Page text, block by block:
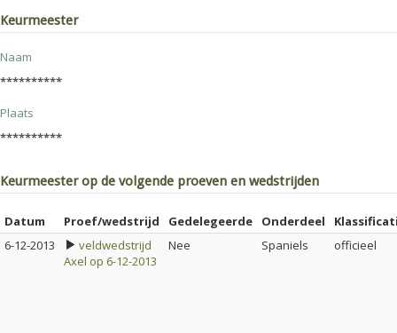
Keurmeester
Naam
**********
Plaats
**********
Keurmeester op de volgende proeven en wedstrijden
Datum Proef/wedstrijd Gedelegeerde Onderdeel
6-12-2013
veldwedstrijd
Axel op 6-12-2013
Nee Spaniels officieel